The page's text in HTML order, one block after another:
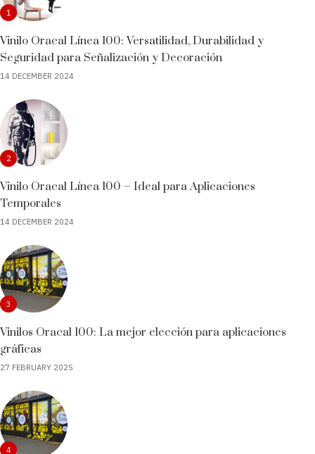
1
Vinilo Oracal Línea 100: Versatilidad, Durabilidad y
Seguridad para Señalización y Decoración
14 DECEMBER 2024
2
Vinilo Oracal Línea 100 – Ideal para Aplicaciones
Temporales
14 DECEMBER 2024
3
Vinilos Oracal 100: La mejor elección para aplicaciones
gráficas
27 FEBRUARY 2025
4